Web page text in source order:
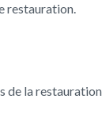
restauration.
la